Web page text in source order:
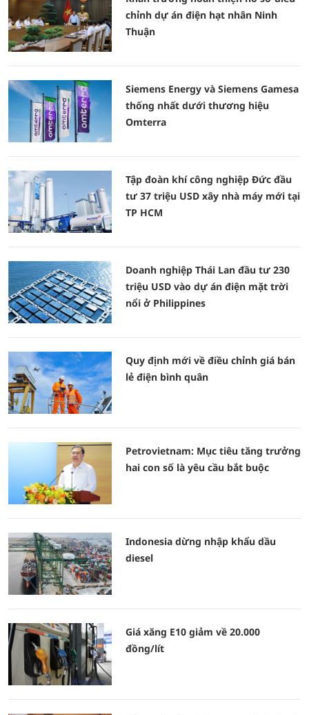
chỉnh dự án điện hạt nhân Ninh
Thuận
Siemens Energy và Siemens Gamesa
thống nhất dưới thương hiệu
Omterra
Tập đoàn khí công nghiệp Đức đầu
tư 37 triệu USD xây nhà máy mới tại
TP HCM
Doanh nghiệp Thái Lan đầu tư 230
triệu USD vào dự án điện mặt trời
nổi ở Philippines
Quy định mới về điều chỉnh giá bán
lẻ điện bình quân
Petrovietnam: Mục tiêu tăng trưởng
hai con số là yêu cầu bắt buộc
Indonesia dừng nhập khẩu dầu
diesel
Giá xăng E10 giảm về 20.000
đồng/lít